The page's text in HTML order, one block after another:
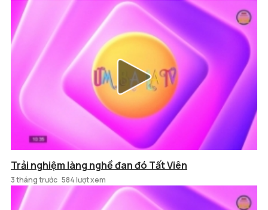
Trải nghiệm làng nghề đan đó Tất Viên
3 tháng trước 584 lượt xem